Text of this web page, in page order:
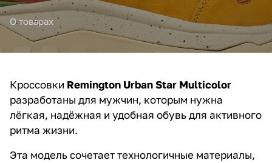
О товарах
Кроссовки Remington Urban Star Multicolor
разработаны для мужчин, которым нужна
лёгкая, надёжная и удобная обувь для активного
ритма жизни.
Эта модель сочетает технологичные материалы,